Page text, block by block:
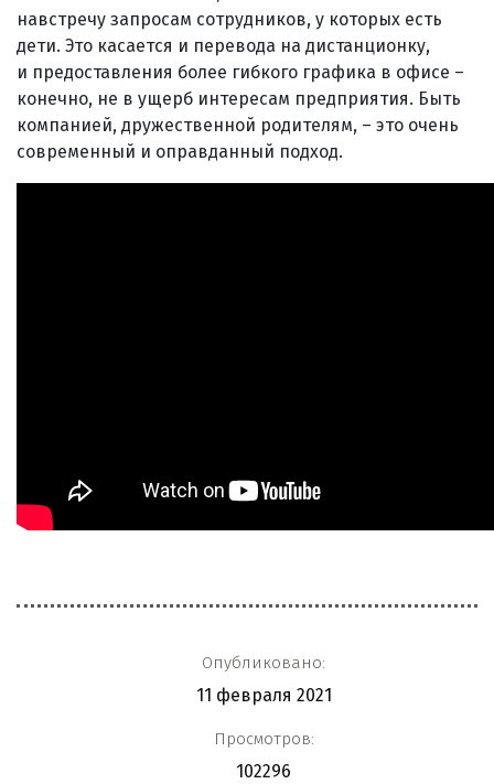
навстречу запросам сотрудников, у которых есть
дети. Это касается и перевода на дистанционку,
и предоставления более гибкого графика в офисе –
конечно, не в ущерб интересам предприятия. Быть
компанией, дружественной родителям, – это очень
современный и оправданный подход.
Опубликовано:
11 февраля 2021
Просмотров:
102296